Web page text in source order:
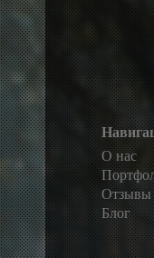
О нас
Отзывы
Блог